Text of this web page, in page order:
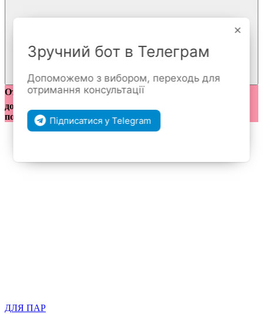
покупкам
Отправка заказов по предоплате 200 грн ❤️ Бесплатная
доставка от 2000 грн при полной оплате 💟 Отправка с
понедельника по пятницу 🚗
ДЛЯ ПАР
Зручний бот в Телеграм
Допоможемо з вибором, переходь для
отримання консультації
Підписатися у Telegram
×